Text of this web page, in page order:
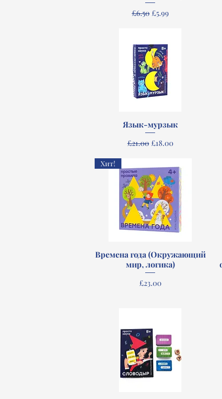
Regular Price
£6.50 Sale Price
£5.99
Quick View
Язык-мурзык
Regular Price
£21.00 Sale Price
£18.00
Quick View
Хит!
Времена года (Окружающий
мир, логика)
Price
£23.00